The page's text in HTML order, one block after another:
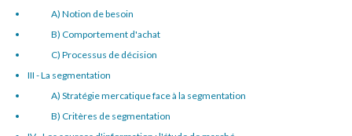
A) Notion de besoin
B) Comportement d'achat
C) Processus de décision
III - La segmentation
A) Stratégie mercatique face à la segmentation
B) Critères de segmentation